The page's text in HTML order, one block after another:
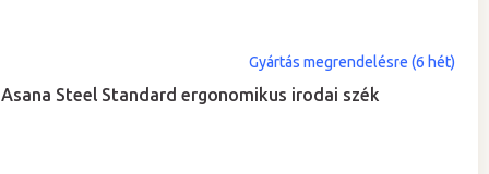
Asana Steel Standard ergonomikus irodai szék
Gyártás megrendelésre (6 hét)